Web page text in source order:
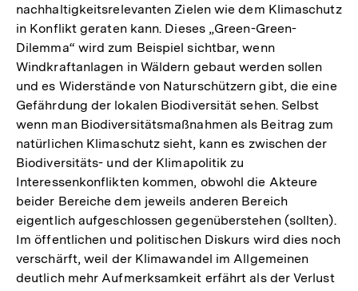
nachhaltigkeitsrelevanten Zielen wie dem Klimaschutz
in Konflikt geraten kann. Dieses „Green-Green-
Dilemma“ wird zum Beispiel sichtbar, wenn
Windkraftanlagen in Wäldern gebaut werden sollen
und es Widerstände von Naturschützern gibt, die eine
Gefährdung der lokalen Biodiversität sehen. Selbst
wenn man Biodiversitätsmaßnahmen als Beitrag zum
natürlichen Klimaschutz sieht, kann es zwischen der
Biodiversitäts- und der Klimapolitik zu
Interessenkonflikten kommen, obwohl die Akteure
beider Bereiche dem jeweils anderen Bereich
eigentlich aufgeschlossen gegenüberstehen (sollten).
Im öffentlichen und politischen Diskurs wird dies noch
verschärft, weil der Klimawandel im Allgemeinen
deutlich mehr Aufmerksamkeit erfährt als der Verlust